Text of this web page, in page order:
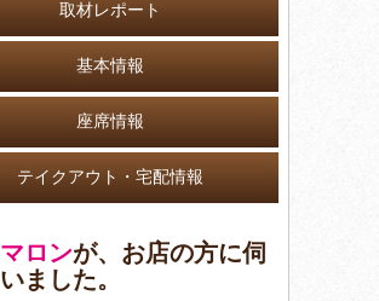
取材レポート
基本情報
座席情報
テイクアウト・宅配情報
マロンが、お店の方に伺
いました。